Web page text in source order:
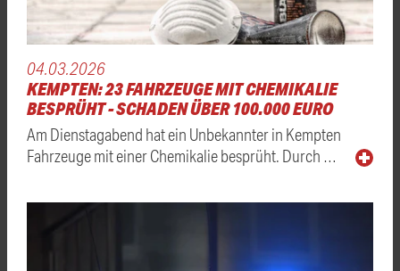
04.03.2026
KEMPTEN: 23 FAHRZEUGE MIT CHEMIKALIE
BESPRÜHT - SCHADEN ÜBER 100.000 EURO
Am Dienstagabend hat ein Unbekannter in Kempten
Fahrzeuge mit einer Chemikalie besprüht. Durch …